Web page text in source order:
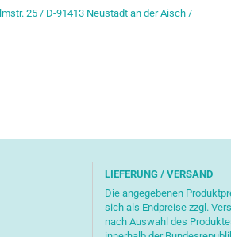
25 / D-91413 Neustadt an der Aisch /
LIEFERUNG / VERSAND
Die angegebenen
sich als Endpreise zzgl.
nach Auswahl des